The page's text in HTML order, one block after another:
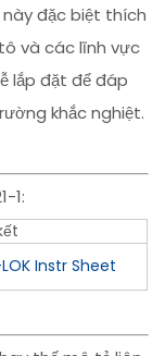
này đặc biệt thích
và các lĩnh vực
lắp đặt để đáp
khắc nghiệt.
1:
Instr Sheet